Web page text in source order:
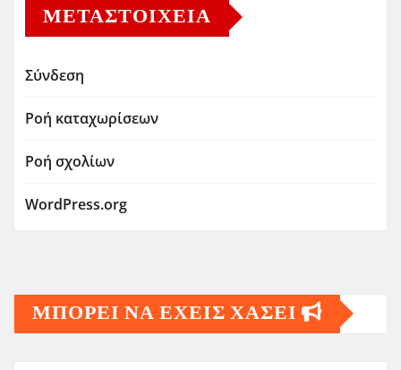
ΜΕΤΑΣΤΟΙΧΕΊΑ
Σύνδεση
Ροή καταχωρίσεων
Ροή σχολίων
WordPress.org
ΜΠΟΡΕΙ ΝΑ ΕΧΕΙΣ ΧΑΣΕΙ